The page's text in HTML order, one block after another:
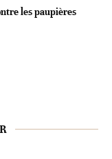
les paupières